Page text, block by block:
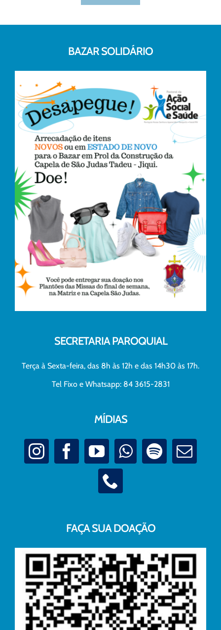
BAZAR SOLIDÁRIO
SECRETARIA PAROQUIAL
Terça à Sexta-feira, das 8h às 12h e das 14h30 às 17h.
Tel Fixo e Whatsapp: 84 3615-2831
MÍDIAS
FAÇA SUA DOAÇÃO